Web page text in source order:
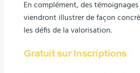
En complément, des
viendront illustrer de façon
les défis de la valorisation.
Gratuit sur Inscriptions